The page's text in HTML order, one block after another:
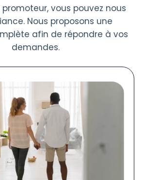
vous pouvez nous
Nous proposons une
afin de répondre à vos
demandes.